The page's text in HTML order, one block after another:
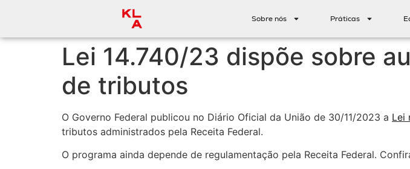
Sobre nós Práticas
Lei 14.740/23 dispõe sobre
de tributos
O Governo Federal publicou no Diário Oficial da União de 30/11/2023 a Lei
tributos administrados pela Receita Federal.
O programa ainda depende de regulamentação pela Receita Federal.